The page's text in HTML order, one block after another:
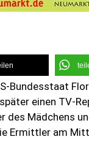
Bundesstaat
einen TV-
des Mädchens
Ermittler am